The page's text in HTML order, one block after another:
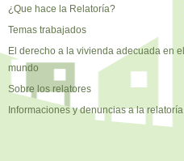
¿Que hace la Relatoría?
Temas trabajados
El derecho a la vivienda adecuada en el
mundo
Sobre los relatores
Informaciones y denuncias a la relatoría